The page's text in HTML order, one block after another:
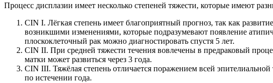
Процесс дисплазии имеет несколько степеней тяжести, которые имеют
CIN I. Лёгкая степень имеет благоприятный прогноз, так как
возникшими изменениями, которые подразумевают появление
плоскоклеточный рак можно диагностировать спустя 5 лет.
CIN II. При средней тяжести течения вовлечены в предраковый
матки может развиться через 3 года.
CIN III. Тяжёлая степень отличается поражением всей
по истечении года.